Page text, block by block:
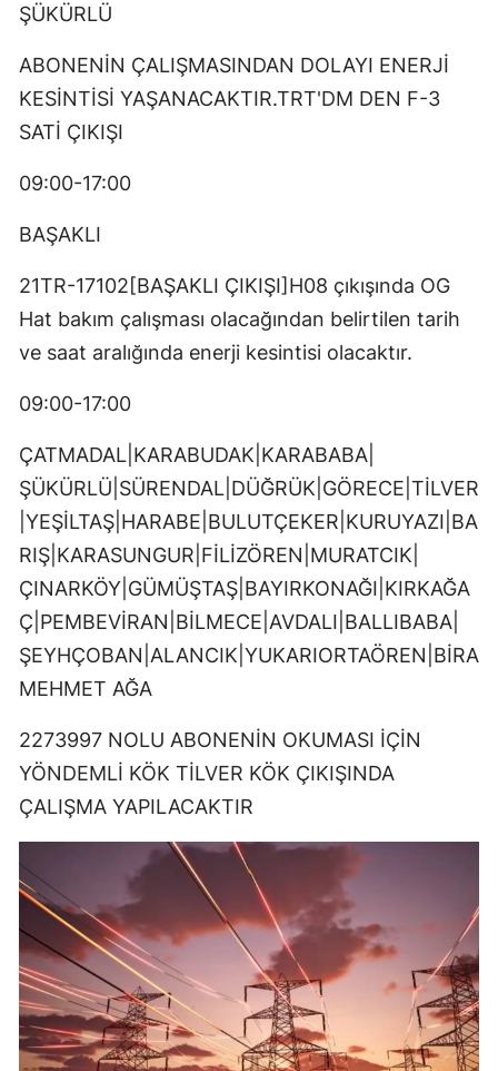
ŞÜKÜRLÜ
ABONENİN ÇALIŞMASINDAN DOLAYI ENERJİ
KESİNTİSİ YAŞANACAKTIR.TRT'DM DEN F-3
SATİ ÇIKIŞI
09:00-17:00
BAŞAKLI
21TR-17102[BAŞAKLI ÇIKIŞI]H08 çıkışında OG
Hat bakım çalışması olacağından belirtilen tarih
ve saat aralığında enerji kesintisi olacaktır.
09:00-17:00
ÇATMADAL|KARABUDAK|KARABABA|
ŞÜKÜRLÜ|SÜRENDAL|DÜĞRÜK|GÖRECE|TİLVER
|YEŞİLTAŞ|HARABE|BULUTÇEKER|KURUYAZI|BA
RIŞ|KARASUNGUR|FİLİZÖREN|MURATCIK|
ÇINARKÖY|GÜMÜŞTAŞ|BAYIRKONAĞI|KIRKAĞA
Ç|PEMBEVİRAN|BİLMECE|AVDALI|BALLIBABA|
ŞEYHÇOBAN|ALANCIK|YUKARIORTAÖREN|BİRA
MEHMET AĞA
2273997 NOLU ABONENİN OKUMASI İÇİN
YÖNDEMLİ KÖK TİLVER KÖK ÇIKIŞINDA
ÇALIŞMA YAPILACAKTIR